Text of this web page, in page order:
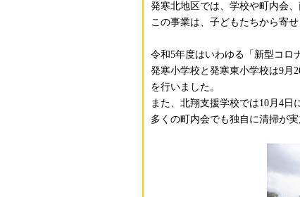
発寒北地区では、学校や町内会
この事業は、子どもたちから寄
令和5年度はいわゆる「新型コロ
発寒小学校と発寒東小学校は9月
を行いました。
また、北翔支援学校では10月4日
多くの町内会でも独自に清掃が